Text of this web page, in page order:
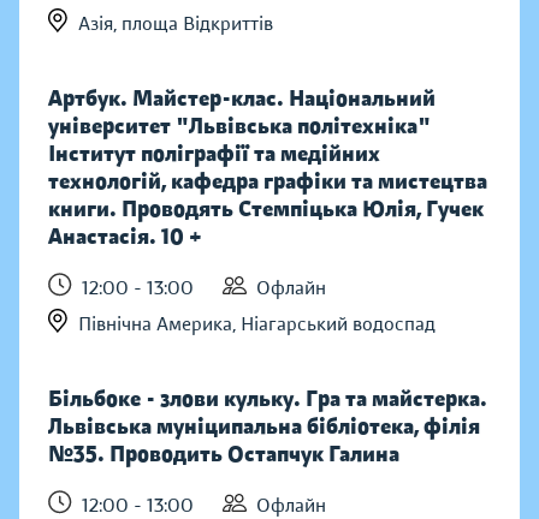
Азія, площа Відкриттів
Артбук. Майстер-клас. Національний
університет "Львівська політехніка"
Інститут поліграфії та медійних
технологій, кафедра графіки та мистецтва
книги. Проводять Стемпіцька Юлія, Гучек
Анастасія. 10 +
12:00 - 13:00
Офлайн
Північна Америка, Ніагарський водоспад
Більбоке - злови кульку. Гра та майстерка.
Львівська муніципальна бібліотека, філія
№35. Проводить Остапчук Галина
12:00 - 13:00
Офлайн